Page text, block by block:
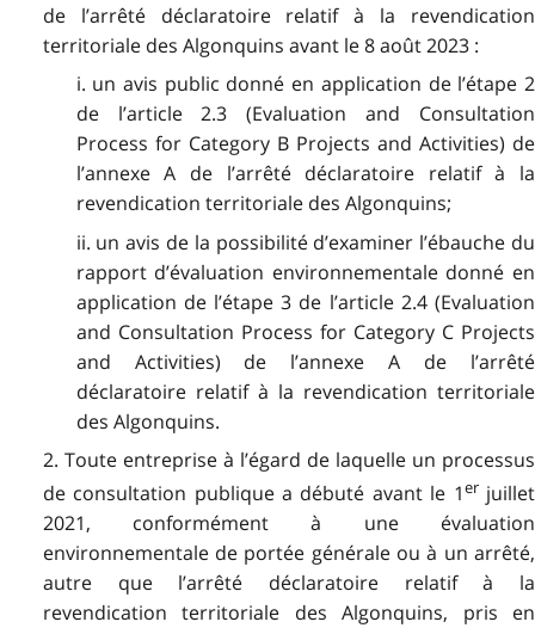
de l’arrêté déclaratoire relatif à la revendication
territoriale des Algonquins avant le 8 août 2023 :
i. un avis public donné en application de l’étape 2
de l’article 2.3 (Evaluation and Consultation
Process for Category B Projects and Activities) de
l’annexe A de l’arrêté déclaratoire relatif à la
revendication territoriale des Algonquins;
ii. un avis de la possibilité d’examiner l’ébauche du
rapport d’évaluation environnementale donné en
application de l’étape 3 de l’article 2.4 (Evaluation
and Consultation Process for Category C Projects
and Activities) de l’annexe A de l’arrêté
déclaratoire relatif à la revendication territoriale
des Algonquins.
2. Toute entreprise à l’égard de laquelle un processus
de consultation publique a débuté avant le 1erjuillet
2021, conformément à une évaluation
environnementale de portée générale ou à un arrêté,
autre que l’arrêté déclaratoire relatif à la
revendication territoriale des Algonquins, pris en